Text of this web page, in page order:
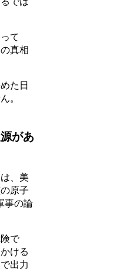
て
真相
た日
。
があ
、美
原子
事の論
で
ける
出力